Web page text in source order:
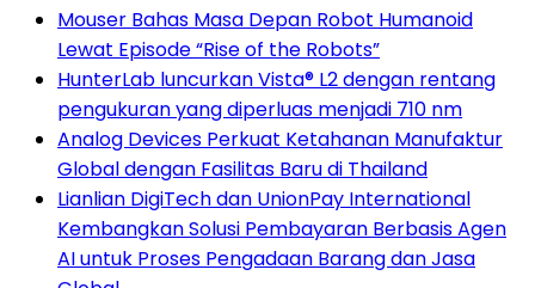
Mouser Bahas Masa Depan Robot Humanoid
Lewat Episode “Rise of the Robots”
HunterLab luncurkan Vista® L2 dengan rentang
pengukuran yang diperluas menjadi 710 nm
Analog Devices Perkuat Ketahanan Manufaktur
Global dengan Fasilitas Baru di Thailand
Lianlian DigiTech dan UnionPay International
Kembangkan Solusi Pembayaran Berbasis Agen
AI untuk Proses Pengadaan Barang dan Jasa